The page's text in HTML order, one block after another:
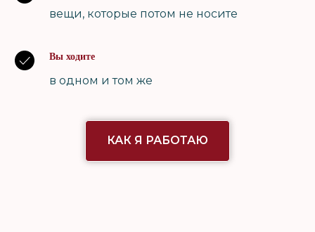
вещи, которые потом не носите
Вы ходите
в одном и том же
КАК Я РАБОТАЮ